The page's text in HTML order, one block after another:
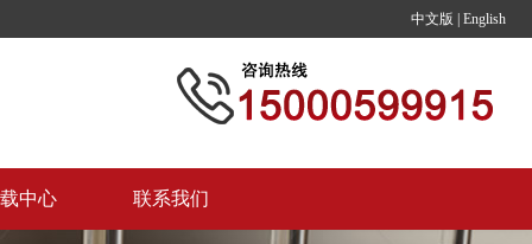
中文版 English
中心 联系我们